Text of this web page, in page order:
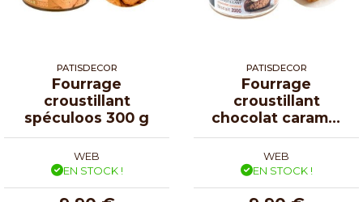
PATISDECOR
Fourrage
croustillant
spéculoos 300 g
WEB
EN STOCK !
PATISDECOR
Fourrage
croustillant
chocolat caramel
biscuit 200g
WEB
EN STOCK !